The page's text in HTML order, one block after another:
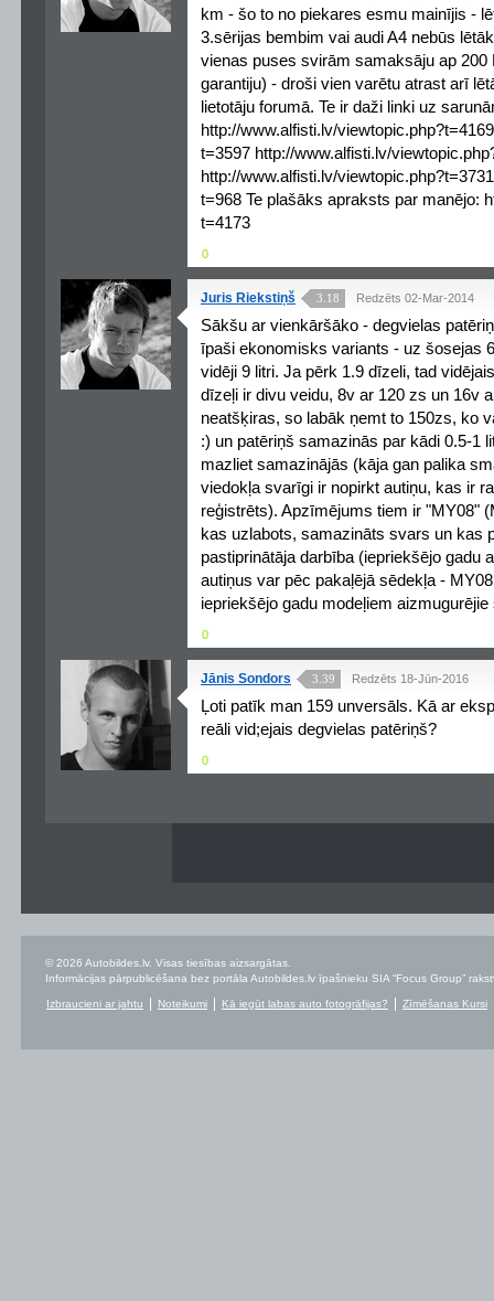
km - šo to no piekares esmu mainījis -
3.sērijas bembim vai audi A4 nebūs
vienas puses svirām samaksāju ap 200
garantiju) - droši vien varētu atrast arī
lietotāju forumā. Te ir daži linki uz
http://www.alfisti.lv/
t=3597 http://www.alfisti.lv/
http://www.alfisti.lv/
t=968 Te plašāks apraksts par manējo:
t=4173
0
Juris Riekstiņš 3.18 Redzēts 02-Mar-2014
Sākšu ar vienkāršāko - degvielas
īpaši ekonomisks variants - uz šosejas
vidēji 9 litri. Ja pērk 1.9 dīzeli, tad
dīzeļi ir divu veidu, 8v ar 120 zs un 16v
neatšķiras, so labāk ņemt to 150zs, ko
:) un patēriņš samazinās par kādi 0.5-1
mazliet samazinājās (kāja gan palika
viedokļa svarīgi ir nopirkt autiņu, kas ir
reģistrēts). Apzīmējums tiem ir "MY08"
kas uzlabots, samazināts svars un kas
pastiprinātāja darbība (iepriekšējo gadu
autiņus var pēc pakaļējā sēdekļa -
iepriekšējo gadu modeļiem
0
Jānis Sondors 3.39 Redzēts 18-Jūn-2016
Ļoti patīk man 159 unversāls. Kā ar
reāli vid;ejais degvielas patēriņš?
0
© 2026 Autobildes.lv. Visas tiesības aizsargātas.
Informācijas pārpublicēšana bez portāla Autobildes.lv īpašnieku SIA “Focus Group”
Izbraucieni ar jahtu Noteikumi Kā iegūt labas auto fotogrāfijas? Zīmēšanas Kursi